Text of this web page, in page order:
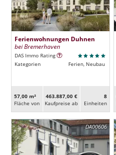
Ferienwohnungen Duhnen
bei Bremerhaven
DAS Immo Rating
Kategorien
Ferien, Neubau
57,00 m²
Fläche von
463.887,00 €
Kaufpreise ab
8
Ein­heiten
DA00606